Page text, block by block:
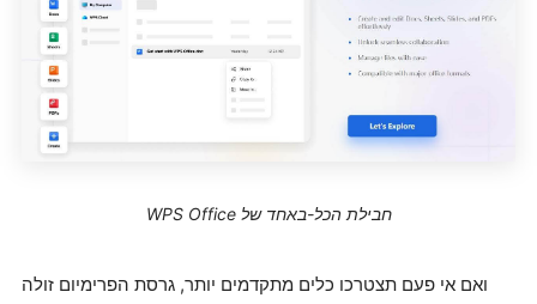
חבילת הכל-באחד של WPS Office
ואם אי פעם תצטרכו כלים מתקדמים יותר, גרסת הפרימיום זולה